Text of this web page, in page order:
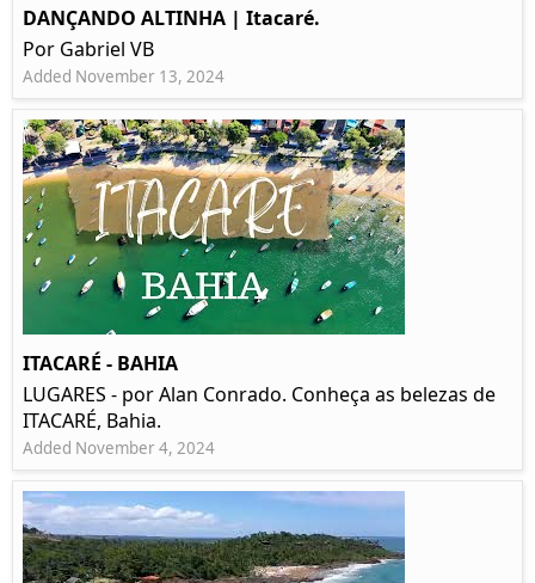
DANÇANDO ALTINHA | Itacaré.
Por Gabriel VB
Added November 13, 2024
ITACARÉ - BAHIA
LUGARES - por Alan Conrado. Conheça as belezas de
ITACARÉ, Bahia.
Added November 4, 2024